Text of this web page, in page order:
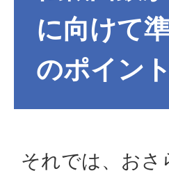
に向けて
のポイント
それでは、おさ